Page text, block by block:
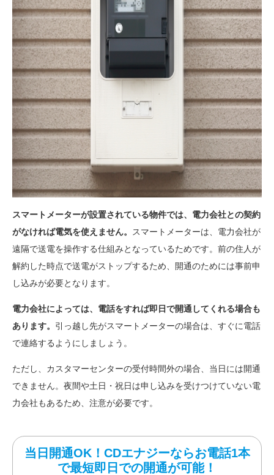
スマートメーターが設置されている物件では、電力会社との契約
がなければ電気を使えません。
スマートメーターは、電力会社が
遠隔で送電を操作する仕組みとなっているためです。前の住人が
解約した時点で送電がストップするため、開通のためには事前申
し込みが必要となります。
電力会社によっては、電話をすれば即日で開通してくれる場合も
あります。 引っ越し先がスマートメーターの場合は、すぐに電話
で連絡するようにしましょう。
ただし、カスタマーセンターの受付時間外の場合、当日には開通
できません。夜間や土日・祝日は申し込みを受けつけていない電
力会社もあるため、注意が必要です。
当日開通OK！CDエナジーならお電話1本
で最短即日での開通が可能！